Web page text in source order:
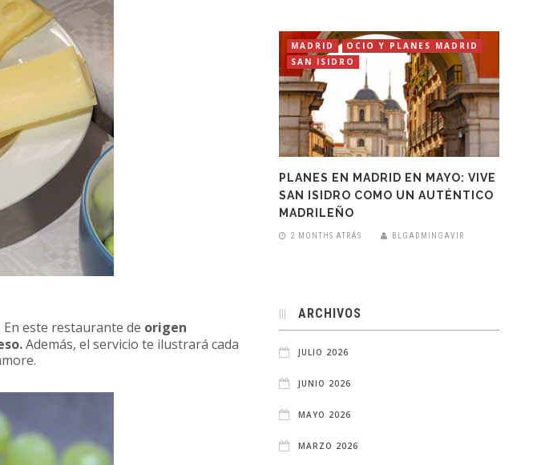
En este restaurante de origen
Además, el servicio te ilustrará cada
MADRID
OCIO Y PLANES MADRID
SAN ISIDRO
PLANES EN MADRID EN MAYO: VIVE
SAN ISIDRO COMO UN AUTÉNTICO
MADRILEÑO
2 MONTHS ATRÁS BLGADMINGAVIR
ARCHIVOS
JULIO 2026
JUNIO 2026
MAYO 2026
MARZO 2026